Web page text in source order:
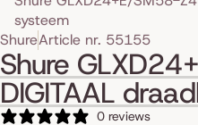
systeem
Skip to product information
ShureArticle nr. 55155
Shure
DIGITAAL
0 reviews